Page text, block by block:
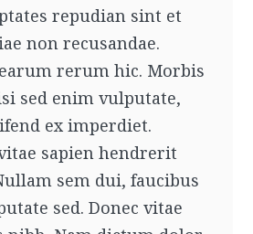
repudian sint et
non recusandae.
rerum hic. Morbis
sed enim vulputate,
ex imperdiet.
sapien hendrerit
sem dui, faucibus
sed. Donec vitae